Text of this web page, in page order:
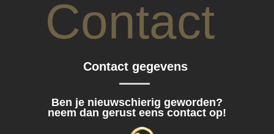
Contact gegevens
Contact
Ben je nieuwschierig geworden?
neem dan gerust eens contact op!